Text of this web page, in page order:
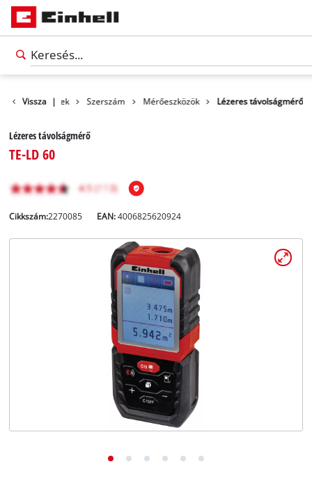
Vissza |
Termékek Szerszám Mérőeszközök Lézeres távolságmérő
Lézeres távolságmérő
TE-LD 60
Cikkszám:2270085 EAN:4006825620924